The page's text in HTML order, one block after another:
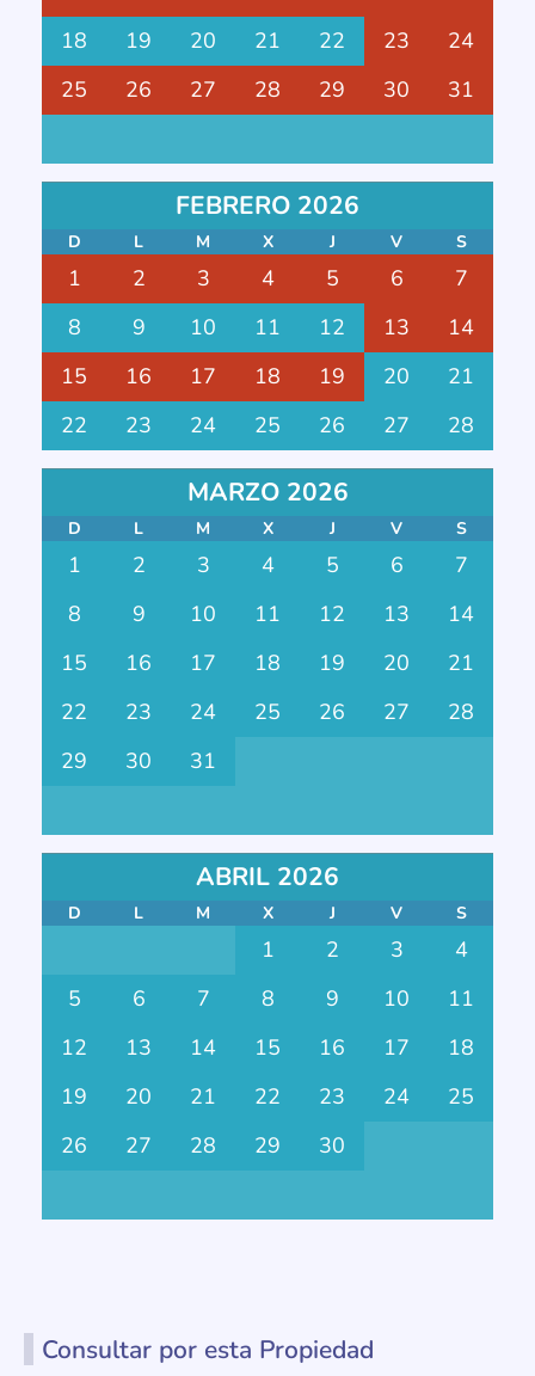
18
19 20 21 22 23
24
25
26 27 28 29 30 31
FEBRERO 2026
D L M X J V S
1 2 3 4 5 6
7
8
9 10 11 12 13
14
15
16 17 18 19 20
21
22
23 24 25 26 27 28
MARZO 2026
D L M X J V S
1 2 3 4 5 6
7
8
9 10 11 12 13
14
15
16 17 18 19 20
21
22
23 24 25 26 27
28
29
30 31
ABRIL 2026
D L M X J V S
1 2 3
4
5
6 7 8 9 10
11
12
13 14 15 16 17
18
19
20 21 22 23 24
25
26
27 28 29 30
Consultar por esta Propiedad